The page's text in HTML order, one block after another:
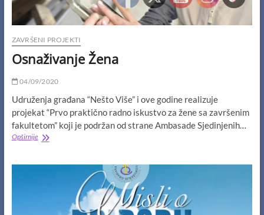
ZAVRŠENI PROJEKTI
Osnaživanje Žena
04/09/2020
Udruženja građana “Nešto Više” i ove godine realizuje
projekat “Prvo praktično radno iskustvo za žene sa završenim
fakultetom” koji je podržan od strane Ambasade Sjedinjenih…
OpširnijeOsnaživanje